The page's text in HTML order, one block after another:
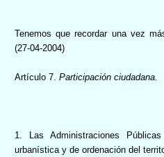
Tenemos que recordar una vez
(27-04-2004)
Artículo 7. Participación ciudadana.
1. Las Administraciones
urbanística y de ordenación del